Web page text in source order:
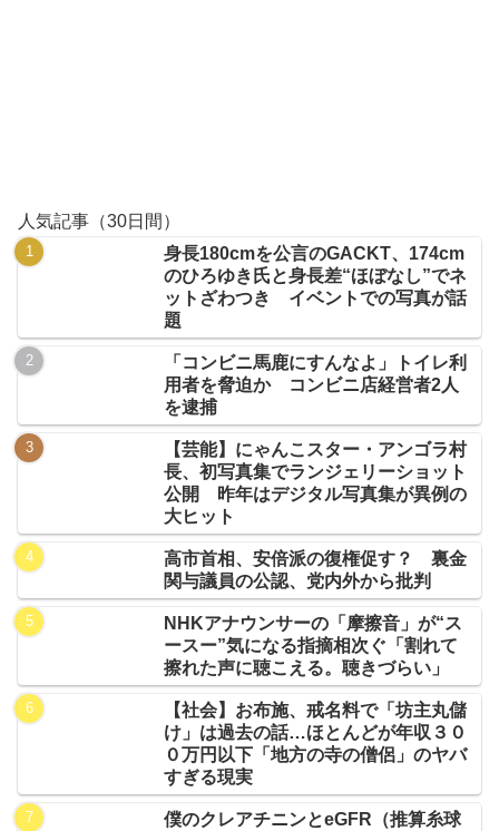
人気記事（30日間）
身長180cmを公言のGACKT、174cm
のひろゆき氏と身長差“ほぼなし”でネ
ットざわつき イベントでの写真が話
題
「コンビニ馬鹿にすんなよ」トイレ利
用者を脅迫か コンビニ店経営者2人
を逮捕
【芸能】にゃんこスター・アンゴラ村
長、初写真集でランジェリーショット
公開 昨年はデジタル写真集が異例の
大ヒット
高市首相、安倍派の復権促す？ 裏金
関与議員の公認、党内外から批判
NHKアナウンサーの「摩擦音」が“ス
ースー”気になる指摘相次ぐ「割れて
擦れた声に聴こえる。聴きづらい」
【社会】お布施、戒名料で「坊主丸儲
け」は過去の話…ほとんどが年収３０
０万円以下「地方の寺の僧侶」のヤバ
すぎる現実
僕のクレアチニンとeGFR（推算糸球